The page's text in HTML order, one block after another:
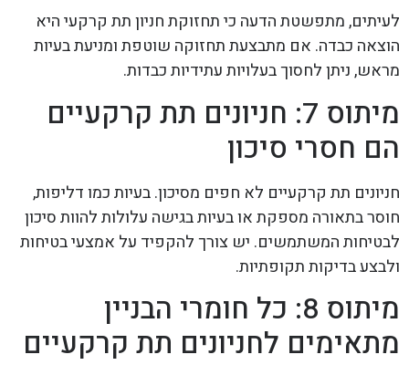
לעיתים, מתפשטת הדעה כי תחזוקת חניון תת קרקעי היא
הוצאה כבדה. אם מתבצעת תחזוקה שוטפת ומניעת בעיות
מראש, ניתן לחסוך בעלויות עתידיות כבדות.
מיתוס 7: חניונים תת קרקעיים
הם חסרי סיכון
חניונים תת קרקעיים לא חפים מסיכון. בעיות כמו דליפות,
חוסר בתאורה מספקת או בעיות בגישה עלולות להוות סיכון
לבטיחות המשתמשים. יש צורך להקפיד על אמצעי בטיחות
ולבצע בדיקות תקופתיות.
מיתוס 8: כל חומרי הבניין
מתאימים לחניונים תת קרקעיים